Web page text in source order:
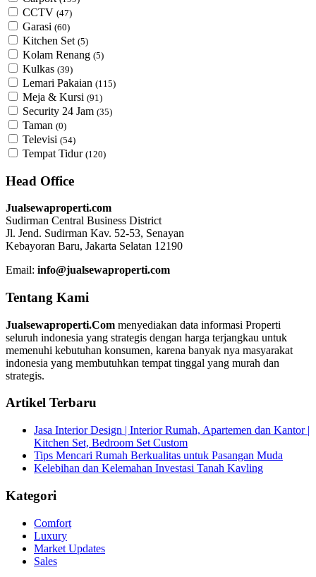
CCTV (47)
Garasi (60)
Kitchen Set (5)
Kolam Renang (5)
Kulkas (39)
Lemari Pakaian (115)
Meja & Kursi (91)
Security 24 Jam (35)
Taman (0)
Televisi (54)
Tempat Tidur (120)
Head Office
Jualsewaproperti.com
Sudirman Central Business District
Jl. Jend. Sudirman Kav. 52-53, Senayan
Kebayoran Baru, Jakarta Selatan 12190
Email: info@jualsewaproperti.com
Tentang Kami
Jualsewaproperti.Com menyediakan data informasi Properti
seluruh indonesia yang strategis dengan harga terjangkau untuk
memenuhi kebutuhan konsumen, karena banyak nya masyarakat
indonesia yang membutuhkan tempat tinggal yang murah dan
strategis.
Artikel Terbaru
Jasa Interior Design | Interior Rumah, Apartemen dan Kantor |
Kitchen Set, Bedroom Set Custom
Tips Mencari Rumah Berkualitas untuk Pasangan Muda
Kelebihan dan Kelemahan Investasi Tanah Kavling
Kategori
Comfort
Luxury
Market Updates
Sales